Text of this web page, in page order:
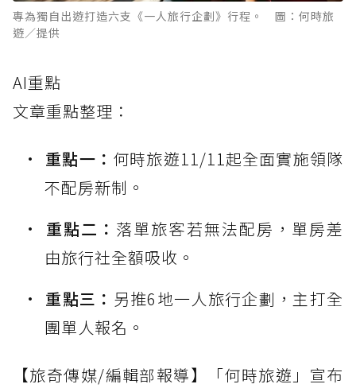
專為獨自出遊打造六支《一人旅行企劃》行程。 圖：何時旅
遊／提供
AI重點
文章重點整理：
重點一： 何時旅遊11/11起全面實施領隊
不配房新制。
重點二： 落單旅客若無法配房，單房差
由旅行社全額吸收。
重點三： 另推6地一人旅行企劃，主打全
團單人報名。
【旅奇傳媒/編輯部報導】「何時旅遊」宣布